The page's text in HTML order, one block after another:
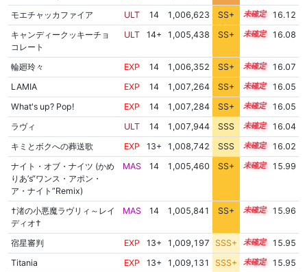
モエチャッカファイア
ULT 14 1,006,623 SS+ 14.3
16.12
キャンディークッキーチョ
コレート
ULT 14+ 1,005,438 SS+ 14.5 16.08
輪廻玲々 EXP 14 1,006,352 SS+ 14.3
16.07
LAMIA
EXP 14 1,007,264 SS+ 14.1
16.05
What's up? Pop!
EXP 14 1,007,284 SS+ 14.1
16.05
ラヴィ
ULT 14 1,007,944 SSS 14.0
16.04
キミとボクへの葬送歌
EXP 13+ 1,008,742 SSS 13.9
16.02
ナイト・オブ・ナイツ (かめ
りあ’s“ワンス・アポン・
ア・ナイト”Remix)
MAS 14 1,005,460 SS+ 14.4 15.99
†渚の小悪魔ラヴリィ～レイ
ディオ†
MAS 14 1,005,841 SS+ 14.3 15.96
宿星審判 EXP 13+ 1,009,197 SSS+ 13.8
15.95
Titania
EXP 13+ 1,009,131 SSS+ 13.8
15.95